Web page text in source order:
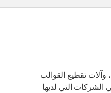
وآلات تقطيع القوالب
تنتجها الشركة إلى الولايات المتحدة ، إسبانيا ، النمسا ، إيطاليا ، ألمانيا ، بولندا ، روسيا ، أكثر من 100 دولة هي الشركات التي لديها